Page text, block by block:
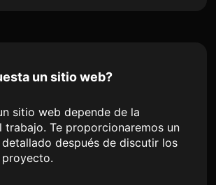
un sitio web?
sitio web depende de la
trabajo. Te proporcionaremos un
después de discutir los